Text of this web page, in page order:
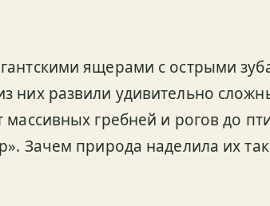
ящерами с острыми
них развили удивительно
массивных гребней и рогов до
Зачем природа наделила их